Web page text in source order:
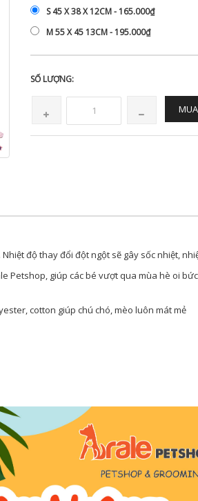
S 45 X 38 X 12CM - 165.000₫
M 55 X 45 13CM - 195.000₫
SỐ LƯỢNG:
độ thay đổi đột ngột sẽ gây sốc nhiệt,
Petshop, giúp các bé vượt qua mùa hè oi
cotton giúp chú chó, mèo luôn mát mẻ